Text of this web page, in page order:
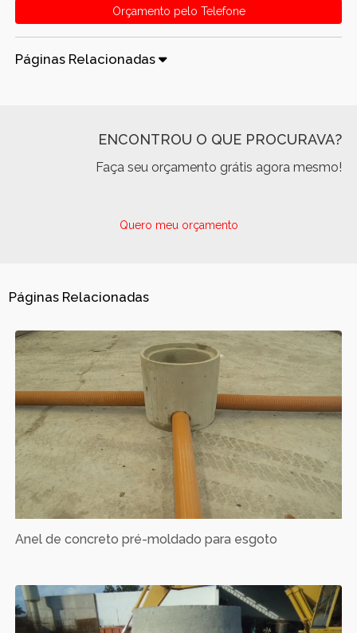
Orçamento pelo Telefone
Páginas Relacionadas
ENCONTROU O QUE PROCURAVA?
Faça seu orçamento grátis agora mesmo!
Quero meu orçamento
Páginas Relacionadas
Anel de concreto pré-moldado para esgoto